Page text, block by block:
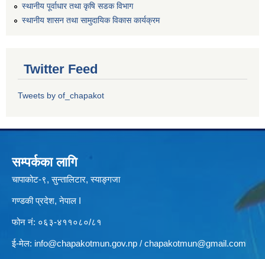
स्थानीय पूर्वाधार तथा कृषि सडक विभाग
स्थानीय शासन तथा सामुदायिक विकास कार्यक्रम
Twitter Feed
Tweets by of_chapakot
सम्पर्कका लागि
चापाकोट-९, सुन्तालिटार, स्याङ्गजा
गण्डकी प्रदेश, नेपाल I
फोन नं: ०६३-४११०८०/८१
ई-मेल: info@chapakotmun.gov.np / chapakotmun@gmail.com